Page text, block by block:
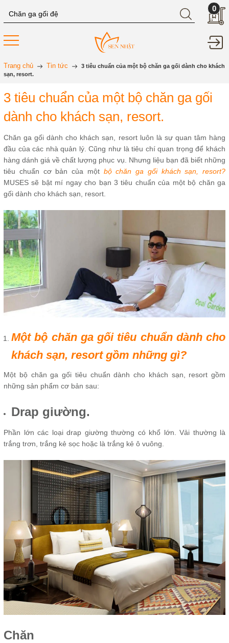
0
Trang chủ Tin tức
3 tiêu chuẩn của một bộ chăn ga gối dành cho khách
sạn, resort.
3 tiêu chuẩn của một bộ chăn ga gối
dành cho khách sạn, resort.
Chăn ga gối dành cho khách sạn, resort luôn là sự quan tâm hàng
đầu của các nhà quản lý. Cũng như là tiêu chí quan trọng để khách
hàng dánh giá về chất lượng phục vụ. Nhưng liệu bạn đã biết những
tiêu chuẩn cơ bản của mộtbộ chăn ga gối khách sạn, resort?
MUSES sẽ bật mí ngay cho bạn 3 tiêu chuẩn của một bộ chăn ga
gối dành cho khách sạn, resort.
Một bộ chăn ga gối tiêu chuẩn dành cho
khách sạn, resort gồm những gì?
Một bộ chăn ga gối tiêu chuẩn dành cho khách sạn, resort gồm
những sản phẩm cơ bản sau:
Drap giường.
Phần lớn các loại drap giường thường có khổ lớn. Vải thường là
trắng trơn, trắng kẻ sọc hoặc là trắng kẻ ô vuông.
Chăn